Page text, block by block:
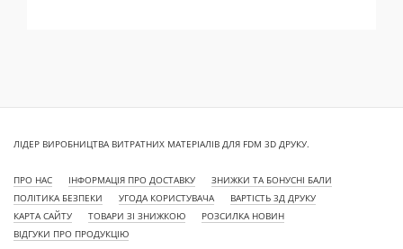
ЛІДЕР ВИРОБНИЦТВА ВИТРАТНИХ МАТЕРІАЛІВ ДЛЯ FDM 3D ДРУКУ.
ПРО НАС ІНФОРМАЦІЯ ПРО ДОСТАВКУ
ЗНИЖКИ ТА БОНУСНІ БАЛИ
ПОЛІТИКА БЕЗПЕКИ
УГОДА КОРИСТУВАЧА
ВАРТІСТЬ 3Д ДРУКУ
КАРТА САЙТУ
ТОВАРИ ЗІ ЗНИЖКОЮ
РОЗСИЛКА НОВИН
ВІДГУКИ ПРО ПРОДУКЦІЮ